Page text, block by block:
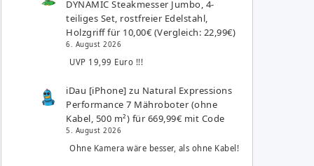
DYNAMIC Steakmesser Jumbo, 4-
teiliges Set, rostfreier Edelstahl,
Holzgriff für 10,00€ (Vergleich: 22,99€)
6. August 2026
UVP 19,99 Euro !!!
iDau [iPhone] zu Natural Expressions
Performance 7 Mähroboter (ohne
Kabel, 500 m²) für 669,99€ mit Code
5. August 2026
Ohne Kamera wäre besser, als ohne Kabel!